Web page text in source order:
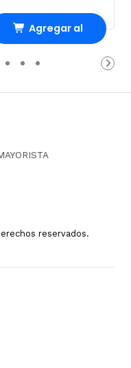
Agregar al
Carro
reservados.